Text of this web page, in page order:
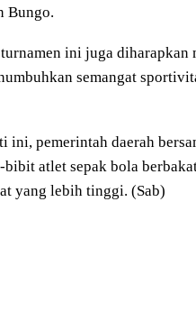
Bungo.
ini juga diharapkan
semangat
ini, pemerintah daerah
atlet sepak bola
yang lebih tinggi. (Sab)